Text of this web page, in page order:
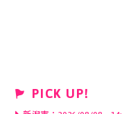
PICK UP!